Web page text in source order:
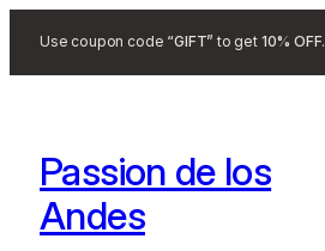
Use coupon code “GIFT” to get 10% OFF.
Passion de los
Andes
Search